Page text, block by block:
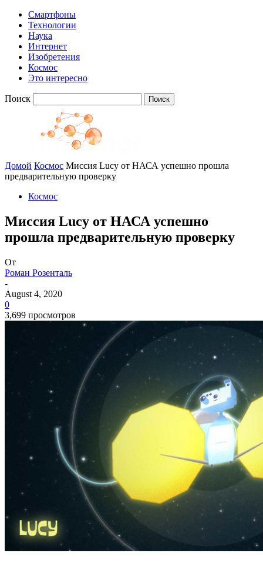
Смартфоны
Технологии
Наука
Интернет
Изобретения
Космос
Это интересно
Поиск
Домой Космос Миссия Lucy от НАСА успешно прошла
предварительную проверку
Космос
Миссия Lucy от НАСА успешно
прошла предварительную проверку
От
Роман Розенталь
-
August 4, 2020
0
3,699 просмотров